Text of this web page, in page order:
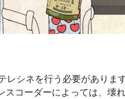
レシネを行う必要がありま
スコーダーによっては、壊